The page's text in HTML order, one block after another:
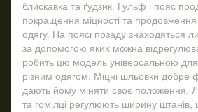
блискавка та ґудзик. Гульф і пояс
покращення міцності та
одягу. На поясі позаду знаходяться
за допомогою яких можна
робить цю модель універсальною
різним одягом. Міцні шльовки добре
дають йому міняти своє положення.
та гомілці регулюють ширину